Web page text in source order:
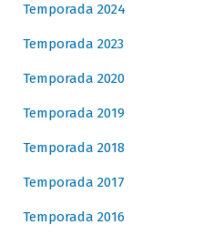
Temporada 2024
Temporada 2023
Temporada 2020
Temporada 2019
Temporada 2018
Temporada 2017
Temporada 2016